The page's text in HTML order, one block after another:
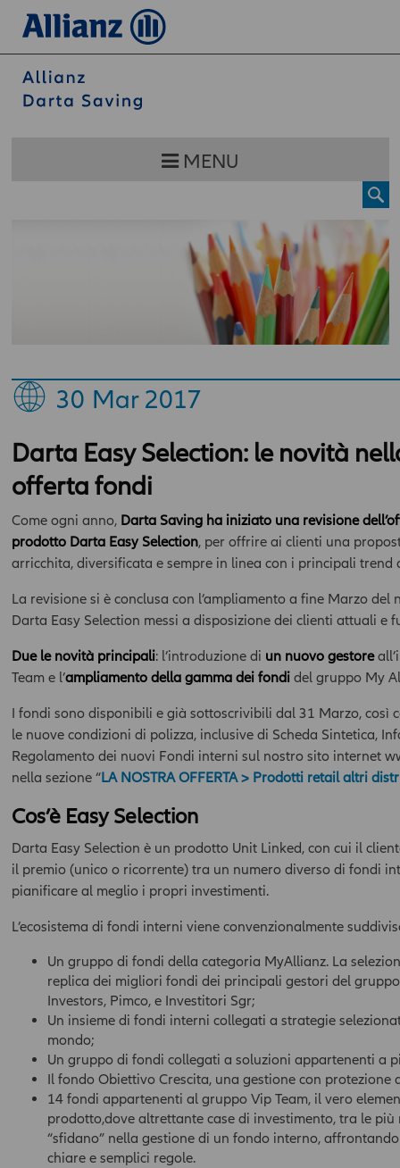
MENU
30 Mar 2017
Darta Easy Selection: le novità
offerta fondi
Come ogni anno, Darta Saving ha iniziato una revisione
prodotto Darta Easy Selection, per offrire ai clienti una
arricchita, diversificata e sempre in linea con i principali trend
La revisione si è conclusa con l’ampliamento a fine Marzo
Darta Easy Selection messi a disposizione dei clienti attuali e
Due le novità principali: l’introduzione di un nuovo gestore
Team e l’ampliamento della gamma dei fondidel gruppo My
I fondi sono disponibili e già sottoscrivibili dal 31 Marzo, così
le nuove condizioni di polizza, inclusive di Scheda Sintetica,
Regolamento dei nuovi Fondi interni sul nostro sito internet
nella sezione “LA NOSTRA OFFERTA > Prodotti retail altri
Cos’è Easy Selection
Darta Easy Selection è un prodotto Unit Linked, con cui il
il premio (unico o ricorrente) tra un numero diverso di fondi
pianificare al meglio i propri investimenti.
L’ecosistema di fondi interni viene convenzionalmente
Un gruppo di fondi della categoria MyAllianz. La
replica dei migliori fondi dei principali gestori del
Investors, Pimco, e Investitori Sgr;
Un insieme di fondi interni collegati a strategie
mondo;
Un gruppo di fondi collegati a soluzioni appartenenti a
Il fondo Obiettivo Crescita, una gestione con protezione
14 fondi appartenenti al gruppo Vip Team, il vero
prodotto,dove altrettante case di investimento, tra le
“sfidano” nella gestione di un fondo interno,
chiare e semplici regole.